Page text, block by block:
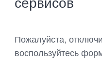
сервисов
Пожалуйста,
воспользуйтесь